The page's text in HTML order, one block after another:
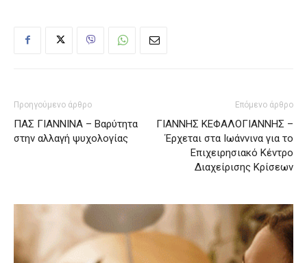
Προηγούμενο άρθρο
ΠΑΣ ΓΙΑΝΝΙΝΑ – Βαρύτητα
στην αλλαγή ψυχολογίας
Επόμενο άρθρο
ΓΙΑΝΝΗΣ ΚΕΦΑΛΟΓΙΑΝΝΗΣ –
Έρχεται στα Ιωάννινα για το
Επιχειρησιακό Κέντρο
Διαχείρισης Κρίσεων